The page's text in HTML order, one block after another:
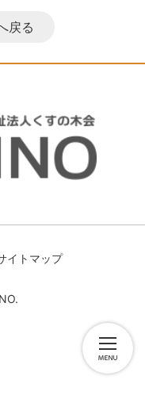
戻る
イトマップ